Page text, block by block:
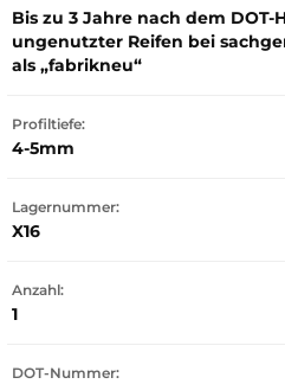
Bis zu 3 Jahre nach dem
ungenutzter Reifen bei
als „fabrikneu“
Profiltiefe:
4-5mm
Lagernummer:
X16
Anzahl:
1
DOT-Nummer: